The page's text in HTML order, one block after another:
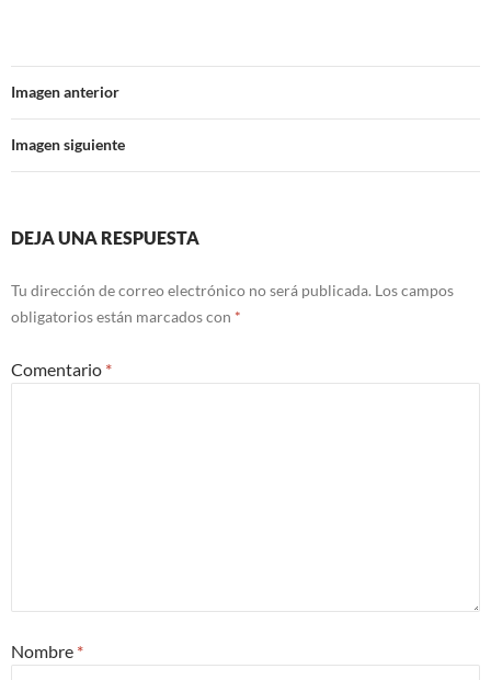
Imagen anterior
Imagen siguiente
DEJA UNA RESPUESTA
Tu dirección de correo electrónico no será publicada. Los campos
obligatorios están marcados con *
Comentario *
Nombre *